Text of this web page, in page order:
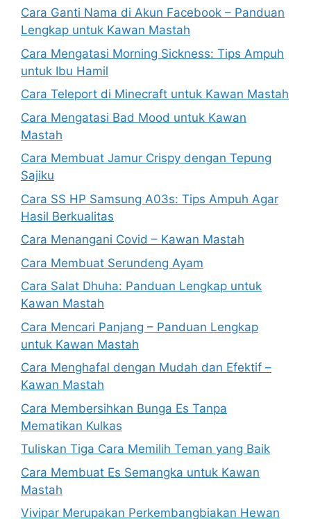
Cara Ganti Nama di Akun Facebook – Panduan
Lengkap untuk Kawan Mastah
Cara Mengatasi Morning Sickness: Tips Ampuh
untuk Ibu Hamil
Cara Teleport di Minecraft untuk Kawan Mastah
Cara Mengatasi Bad Mood untuk Kawan
Mastah
Cara Membuat Jamur Crispy dengan Tepung
Sajiku
Cara SS HP Samsung A03s: Tips Ampuh Agar
Hasil Berkualitas
Cara Menangani Covid – Kawan Mastah
Cara Membuat Serundeng Ayam
Cara Salat Dhuha: Panduan Lengkap untuk
Kawan Mastah
Cara Mencari Panjang – Panduan Lengkap
untuk Kawan Mastah
Cara Menghafal dengan Mudah dan Efektif –
Kawan Mastah
Cara Membersihkan Bunga Es Tanpa
Mematikan Kulkas
Tuliskan Tiga Cara Memilih Teman yang Baik
Cara Membuat Es Semangka untuk Kawan
Mastah
Vivipar Merupakan Perkembangbiakan Hewan